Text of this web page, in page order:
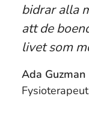
bidrar alla
att de
livet som
Ada Guzman